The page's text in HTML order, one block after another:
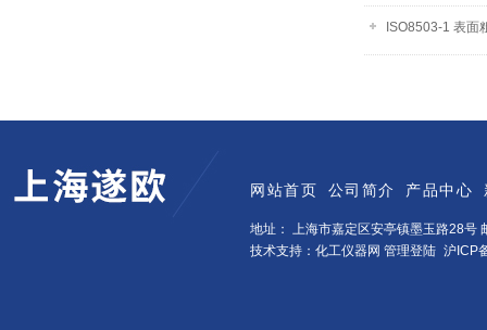
ISO8503-1 表面
网站首页 公司简介 产品中心
地址： 上海市嘉定区安亭镇墨玉路28号
技术支持：化工仪器网 管理登陆 沪ICP